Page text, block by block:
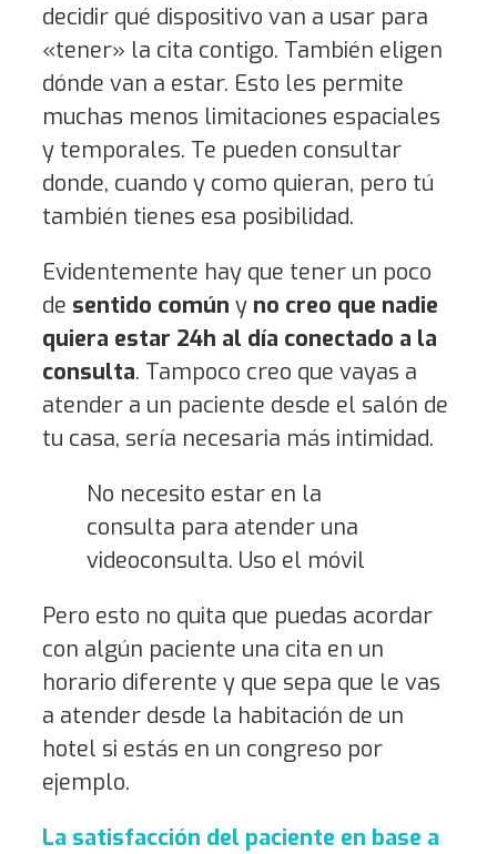
decidir qué dispositivo van a usar para
«tener» la cita contigo. También eligen
dónde van a estar. Esto les permite
muchas menos limitaciones espaciales
y temporales. Te pueden consultar
donde, cuando y como quieran, pero tú
también tienes esa posibilidad.
Evidentemente hay que tener un poco
de sentido común y no creo que nadie
quiera estar 24h al día conectado a la
consulta. Tampoco creo que vayas a
atender a un paciente desde el salón de
tu casa, sería necesaria más intimidad.
No necesito estar en la
consulta para atender una
videoconsulta. Uso el móvil
Pero esto no quita que puedas acordar
con algún paciente una cita en un
horario diferente y que sepa que le vas
a atender desde la habitación de un
hotel si estás en un congreso por
ejemplo.
La satisfacción del paciente en base a